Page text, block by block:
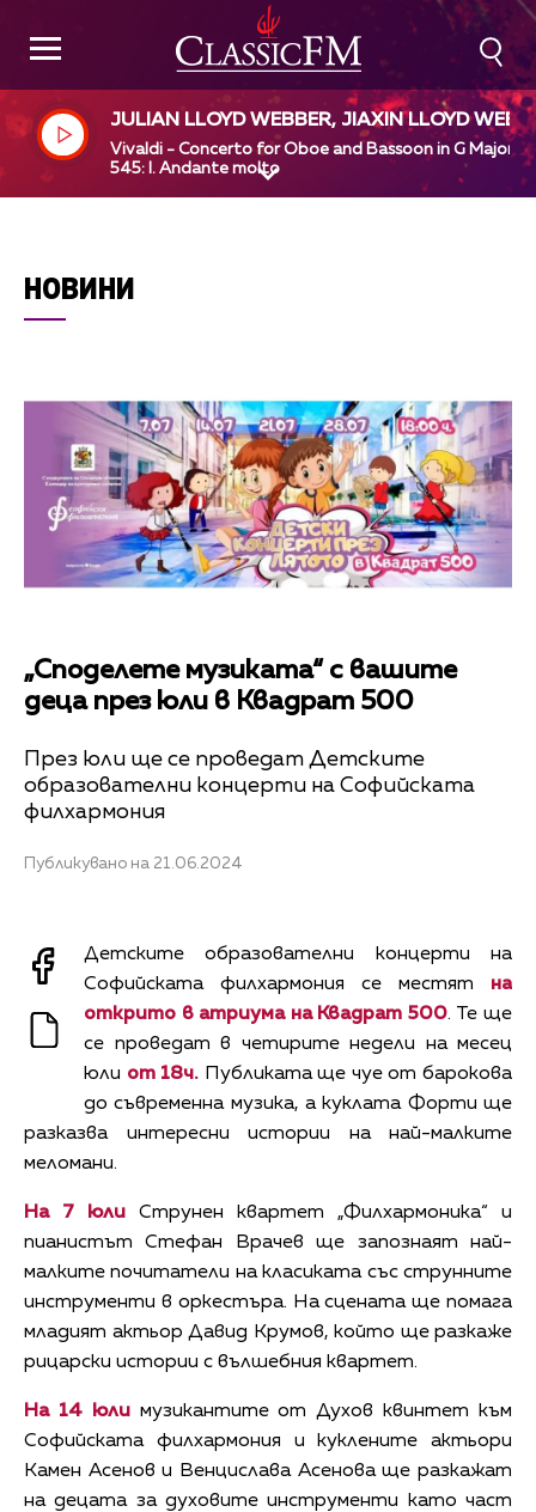
JULIAN LLOYD WEBBER, JIAXIN LLOYD
R, EUROPEAN UNION CHAMBER ORCHESTRA,
HANS-PETER HOFMANN
Vivaldi - Concerto for Oboe and Bassoon in G Major,
545: I. Andante molto
НОВИНИ
„Споделете музиката“ с вашите
деца през юли в Квадрат 500
През юли ще се проведат Детските
образователни концерти на Софийската
филхармония
Публикувано на 21.06.2024
Детските образователни концерти на
Софийската филхармония се местят на
открито в атриума на Квадрат 500. Те ще
се проведат в четирите недели на месец
юли от 18ч. Публиката ще чуе от барокова
до съвременна музика, а куклата Форти ще
разказва интересни истории на най-малките
меломани.
На 7 юли Струнен квартет „Филхармоника“ и
пианистът Стефан Врачев ще запознаят най-
малките почитатели на класиката със струнните
инструменти в оркестъра. На сцената ще помага
младият актьор Давид Крумов, който ще разкаже
рицарски истории с вълшебния квартет.
На 14 юлимузикантите от Духов квинтет към
Софийската филхармония и куклените актьори
Камен Асенов и Венцислава Асенова ще разкажат
на децата за духовите инструменти като част